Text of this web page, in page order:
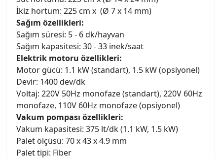
İkiz hortum: 225 cm x (Ø 7 x 14 mm)
Sağım özellikleri:
Sağım süresi: 5 - 6 dk/hayvan
Sağım kapasitesi: 30 - 33 inek/saat
Elektrik motoru özellikleri:
Motor gücü: 1.1 kW (standart), 1.5 kW (opsiyonel)
Devir: 1400 dev/dk
Voltaj: 220V 50Hz monofaze (standart), 220V 60Hz
monofaze, 110V 60Hz monofaze (opsiyonel)
Vakum pompası özellikleri:
Vakum kapasitesi: 375 lt/dk (1.1 kW, 1.5 kW)
Palet ölçüsü: 70 x 43 x 4.9 mm
Palet tipi: Fiber